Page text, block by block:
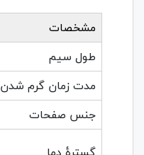
مشخصات
طول سیم
مدت زمان گرم شدن
جنس صفحات